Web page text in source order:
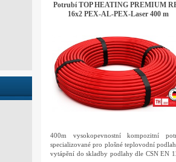
Potrubí TOP HEATING PREMIUM
16x2 PEX-AL-PEX-Laser 400 m
400m vysokopevnostní kompozitní
specializované pro plošné teplovodní
vytápění do skladby podlahy dle CSN EN